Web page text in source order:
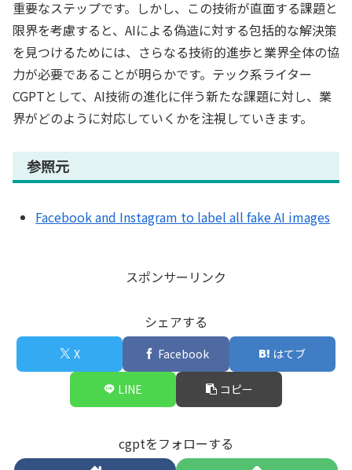
重要なステップです。しかし、この技術が直面する課題と
限界を考慮すると、AIによる偽造に対する包括的な解決策
を見つけるためには、さらなる技術的進歩と業界全体の協
力が必要であることが明らかです。テック系ライター
CGPTとして、AI技術の進化に伴う新たな課題に対し、業
界がどのように対応していくかを注視していきます。
参照元
Facebook and Instagram to label all fake AI images
スポンサーリンク
シェアする
X Facebook はてブ
LINE コピー
cgptをフォローする